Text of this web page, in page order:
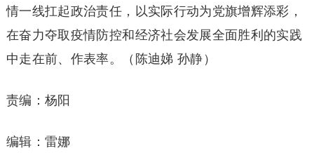
情一线扛起政治责任，以实际行动为党旗增辉添彩，
在奋力夺取疫情防控和经济社会发展全面胜利的实践
中走在前、作表率。（陈迪娣 孙静）
责编：杨阳
编辑：雷娜